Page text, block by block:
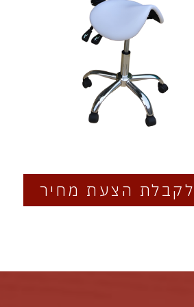
הצעת מחיר